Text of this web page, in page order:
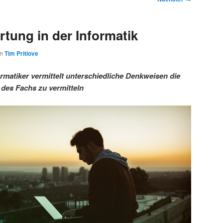
in der Informatik
Tim Pritlove
vermittelt unterschiedliche Denkweisen die
Fachs zu vermitteln